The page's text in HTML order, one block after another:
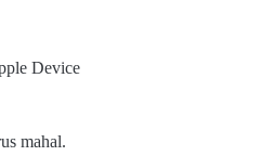
Device
mahal.